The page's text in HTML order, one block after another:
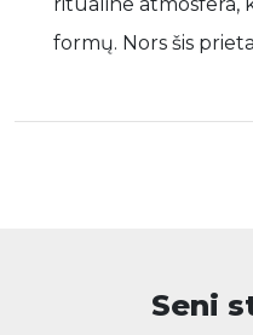
formų. Nors šis
Seni